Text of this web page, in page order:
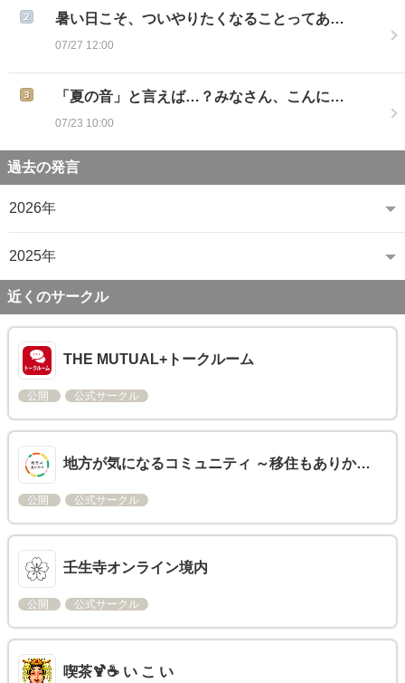
暑い日こそ、ついやりたくなることってあ…
07/27 12:00
「夏の音」と言えば…？みなさん、こんに…
07/23 10:00
過去の発言
2026年
2025年
近くのサークル
THE MUTUAL+トークルーム
公開 公式サークル
地方が気になるコミュニティ ～移住もありか…
公開 公式サークル
壬生寺オンライン境内
公開 公式サークル
喫茶🍹☕ い こ い